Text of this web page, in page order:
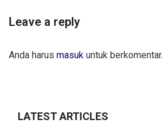
Leave a reply
Anda harus masuk untuk berkomentar.
LATEST ARTICLES